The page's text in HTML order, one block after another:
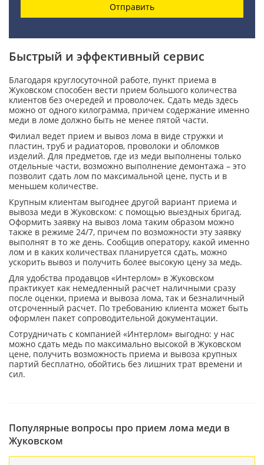
Отправить
Быстрый и эффективный сервис
Благодаря круглосуточной работе, пункт приема в
Жуковском способен вести прием большого количества
клиентов без очередей и проволочек. Сдать медь здесь
можно от одного килограмма, причем содержание именно
меди в ломе должно быть не менее пятой части.
Филиал ведет прием и вывоз лома в виде стружки и
пластин, труб и радиаторов, проволоки и обломков
изделий. Для предметов, где из меди выполнены только
отдельные части, возможно выполнение демонтажа – это
позволит сдать лом по максимальной цене, пусть и в
меньшем количестве.
Крупным клиентам выгоднее другой вариант приема и
вывоза меди в Жуковском: с помощью выездных бригад.
Оформить заявку на вывоз лома таким образом можно
также в режиме 24/7, причем по возможности эту заявку
выполнят в то же день. Сообщив оператору, какой именно
лом и в каких количествах планируется сдать, можно
ускорить вывоз и получить более высокую цену за медь.
Для удобства продавцов «Интерлом» в Жуковском
практикует как немедленный расчет наличными сразу
после оценки, приема и вывоза лома, так и безналичный
отсроченный расчет. По требованию клиента может быть
оформлен пакет сопроводительной документации.
Сотрудничать с компанией «Интерлом» выгодно: у нас
можно сдать медь по максимально высокой в Жуковском
цене, получить возможность приема и вывоза крупных
партий бесплатно, обойтись без лишних трат времени и
сил.
Популярные вопросы про прием лома меди в
Жуковском